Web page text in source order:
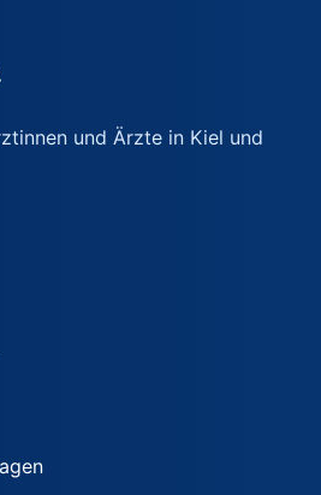
und Ärzte in Kiel und